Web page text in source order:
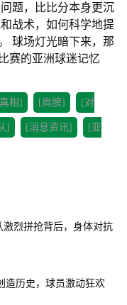
题，比比分本身更沉
战术，如何科学地提
球场灯光暗下来，那
赛的亚洲球迷记忆
相] [肩膀] [对
] [消息资讯] [亚
烈拼抢背后，身体对抗
造历史，球员激动狂欢